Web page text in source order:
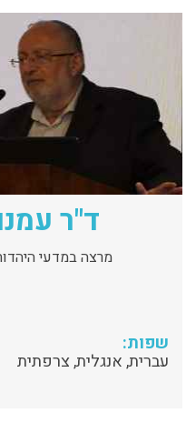
ד"ר
מרצה במדעי
שפות:
עברית, אנגלית, צרפתית